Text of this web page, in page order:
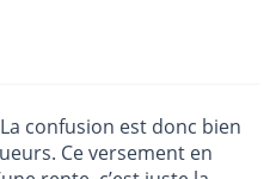
confusion est donc bien
Ce versement en